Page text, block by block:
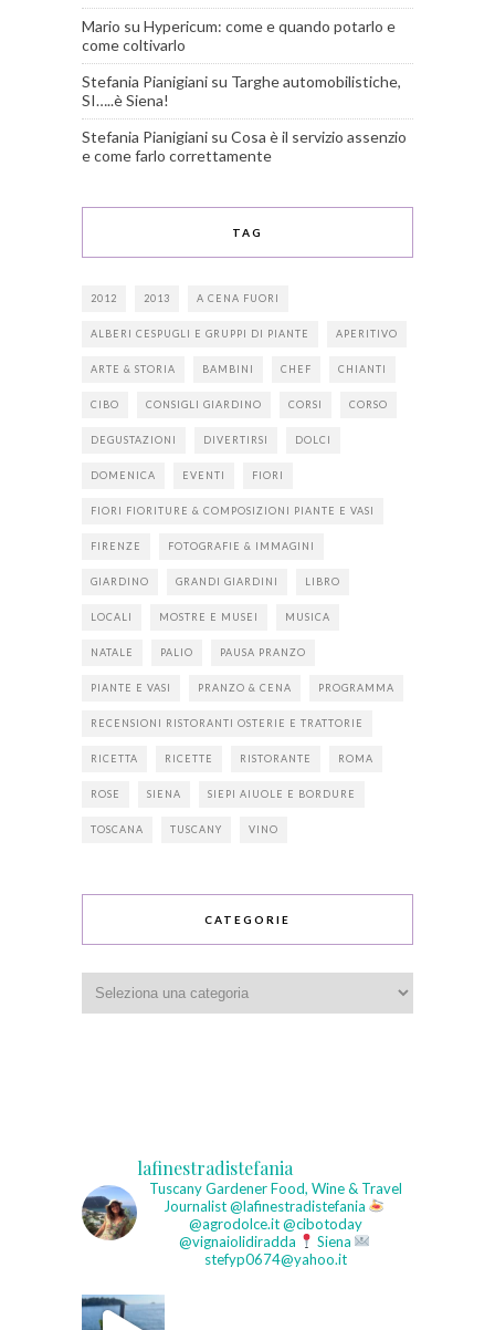
Mario su Hypericum: come e quando potarlo e
come coltivarlo
Stefania Pianigiani su Targhe automobilistiche,
SI…..è Siena!
Stefania Pianigiani su Cosa è il servizio assenzio
e come farlo correttamente
TAG
2012 2013 A CENA FUORI
ALBERI CESPUGLI E GRUPPI DI PIANTE APERITIVO
ARTE & STORIA BAMBINI CHEF CHIANTI
CIBO CONSIGLI GIARDINO CORSI CORSO
DEGUSTAZIONI DIVERTIRSI DOLCI
DOMENICA EVENTI FIORI
FIORI FIORITURE & COMPOSIZIONI PIANTE E VASI
FIRENZE FOTOGRAFIE & IMMAGINI
GIARDINO GRANDI GIARDINI LIBRO
LOCALI MOSTRE E MUSEI MUSICA
NATALE PALIO PAUSA PRANZO
PIANTE E VASI PRANZO & CENA PROGRAMMA
RECENSIONI RISTORANTI OSTERIE E TRATTORIE
RICETTA RICETTE RISTORANTE ROMA
ROSE SIENA SIEPI AIUOLE E BORDURE
TOSCANA TUSCANY VINO
CATEGORIE
lafinestradistefania
Tuscany GardenerFood, Wine & Travel
Journalist@lafinestradistefania
@agrodolce.it @cibotoday
@vignaiolidiradda
Siena
stefyp0674@yahoo.it